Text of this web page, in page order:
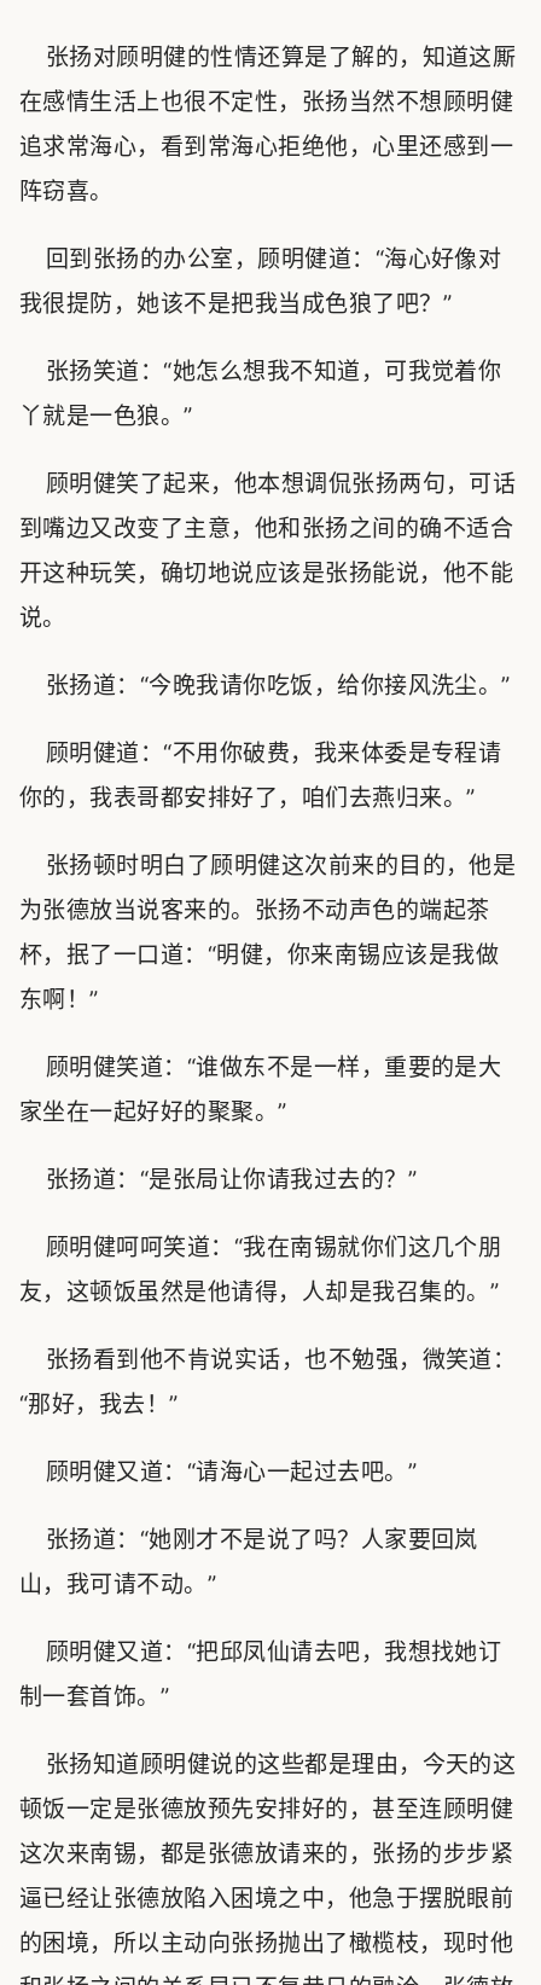
张扬对顾明健的性情还算是了解的，知道这厮
在感情生活上也很不定性，张扬当然不想顾明健
追求常海心，看到常海心拒绝他，心里还感到一
阵窃喜。
回到张扬的办公室，顾明健道：“海心好像对
我很提防，她该不是把我当成色狼了吧？”
张扬笑道：“她怎么想我不知道，可我觉着你
丫就是一色狼。”
顾明健笑了起来，他本想调侃张扬两句，可话
到嘴边又改变了主意，他和张扬之间的确不适合
开这种玩笑，确切地说应该是张扬能说，他不能
说。
张扬道：“今晚我请你吃饭，给你接风洗尘。”
顾明健道：“不用你破费，我来体委是专程请
你的，我表哥都安排好了，咱们去燕归来。”
张扬顿时明白了顾明健这次前来的目的，他是
为张德放当说客来的。张扬不动声色的端起茶
杯，抿了一口道：“明健，你来南锡应该是我做
东啊！”
顾明健笑道：“谁做东不是一样，重要的是大
家坐在一起好好的聚聚。”
张扬道：“是张局让你请我过去的？”
顾明健呵呵笑道：“我在南锡就你们这几个朋
友，这顿饭虽然是他请得，人却是我召集的。”
张扬看到他不肯说实话，也不勉强，微笑道：
“那好，我去！”
顾明健又道：“请海心一起过去吧。”
张扬道：“她刚才不是说了吗？人家要回岚
山，我可请不动。”
顾明健又道：“把邱凤仙请去吧，我想找她订
制一套首饰。”
张扬知道顾明健说的这些都是理由，今天的这
顿饭一定是张德放预先安排好的，甚至连顾明健
这次来南锡，都是张德放请来的，张扬的步步紧
逼已经让张德放陷入困境之中，他急于摆脱眼前
的困境，所以主动向张扬抛出了橄榄枝，现时他